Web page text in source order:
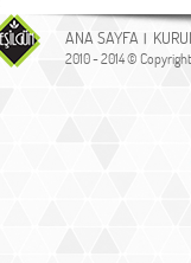
ANA SAYFA |
2010 - 2014 ©